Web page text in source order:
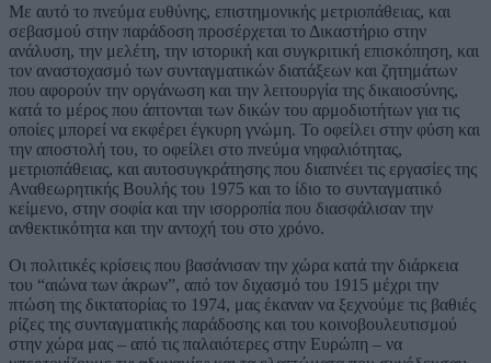
Με αυτό το πνεύμα ευθύνης, επιστημονικής μετριοπάθειας, και
σεβασμού στην παράδοση προσέρχεται το Δικαστήριο στην
ανάλυση, την μελέτη, την ιστορική και συγκριτική επισκόπηση, και
τον αναστοχασμό των συνταγματικών διατάξεων και ζητημάτων
που αφορούν την οργάνωση και την λειτουργία της δικαιοσύνης,
κατά το μέρος που άπτονται των δικών του αρμοδιοτήτων για τις
οποίες μπορεί να εκφέρει έγκυρη γνώμη. Το οφείλει στην φύση και
την αποστολή του, το οφείλει στο πνεύμα νηφαλιότητας,
μετριοπάθειας, και αυτοσυγκράτησης που διαπνέει τις εργασίες της
Αναθεωρητικής Βουλής του 1975 και το ίδιο το συνταγματικό
κείμενο, στην σοφία και την ισορροπία που διασφάλισαν την
ανθεκτικότητα και την αντοχή του στο χρόνο.
Οι πολιτικές κρίσεις που βασάνισαν την χώρα κατά την διάρκεια
του “αιώνα των άκρων”, από τον διχασμό του 1915 μέχρι την
πτώση της δικτατορίας το 1974, μας έκαναν να ξεχνούμε τις βαθιές
ρίζες της συνταγματικής παράδοσης και του κοινοβουλευτισμού
στην χώρα μας – από τις παλαιότερες στην Ευρώπη – να